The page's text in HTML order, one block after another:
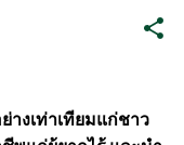
างเท่าเทียมแก่ชาว